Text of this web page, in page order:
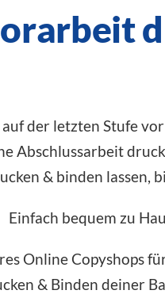
der letzten Stufe
Abschlussarbeit
& binden lassen,
Einfach bequem zu
Online Copyshops
& Binden deiner